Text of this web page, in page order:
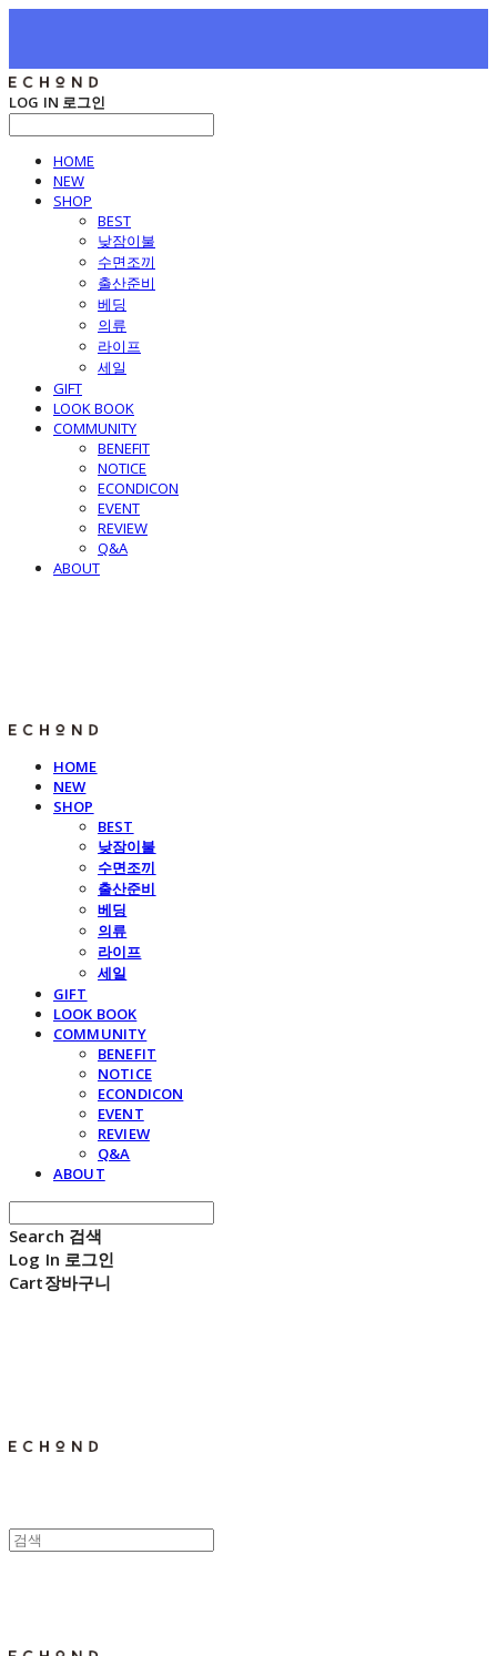
LOG IN 로그인
HOME
NEW
SHOP
BEST
낮잠이불
수면조끼
출산준비
베딩
의류
라이프
세일
GIFT
LOOK BOOK
COMMUNITY
BENEFIT
NOTICE
ECONDICON
EVENT
REVIEW
Q&A
ABOUT
HOME
NEW
SHOP
BEST
낮잠이불
수면조끼
출산준비
베딩
의류
라이프
세일
GIFT
LOOK BOOK
COMMUNITY
BENEFIT
NOTICE
ECONDICON
EVENT
REVIEW
Q&A
ABOUT
Search 검색
Log In 로그인
Cart장바구니